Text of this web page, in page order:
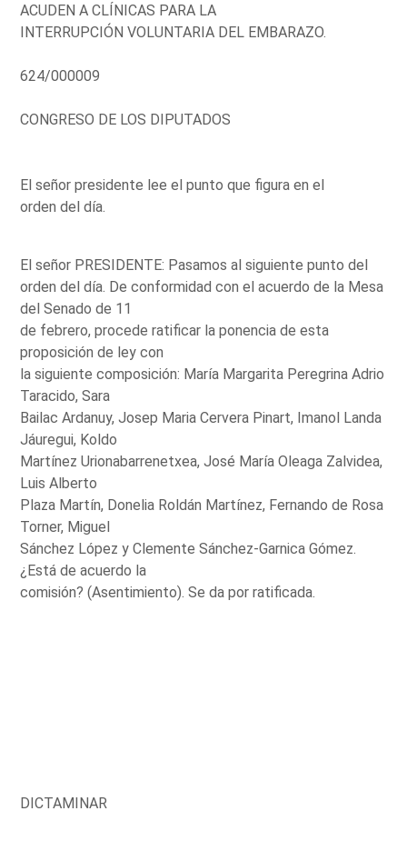
ACUDEN A CLÍNICAS PARA LA
INTERRUPCIÓN VOLUNTARIA DEL EMBARAZO.
624/000009
CONGRESO DE LOS DIPUTADOS
El señor presidente lee el punto que figura en el
orden del día.
El señor PRESIDENTE: Pasamos al siguiente punto del
orden del día. De conformidad con el acuerdo de la Mesa
del Senado de 11
de febrero, procede ratificar la ponencia de esta
proposición de ley con
la siguiente composición: María Margarita Peregrina Adrio
Taracido, Sara
Bailac Ardanuy, Josep Maria Cervera Pinart, Imanol Landa
Jáuregui, Koldo
Martínez Urionabarrenetxea, José María Oleaga Zalvidea,
Luis Alberto
Plaza Martín, Donelia Roldán Martínez, Fernando de Rosa
Torner, Miguel
Sánchez López y Clemente Sánchez-Garnica Gómez.
¿Está de acuerdo la
comisión? (Asentimiento). Se da por ratificada.
DICTAMINAR